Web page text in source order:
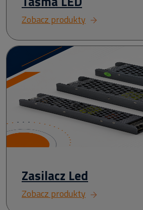
Zobacz produkty
Zasilacz Led
Zobacz produkty